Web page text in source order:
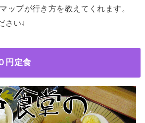
ップが行き方を教えてくれます。
さい↓
円定食